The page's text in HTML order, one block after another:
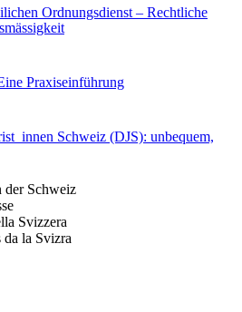
Ordnungsdienst – Rechtliche
Praxiseinführung
Schweiz (DJS): unbequem,
der Schweiz
Svizzera
la Svizra